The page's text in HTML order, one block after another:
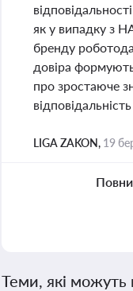
як у випадку з
бренду
довіра
про зростаюче
LIGA ZAKON, 19
Теми, які можуть